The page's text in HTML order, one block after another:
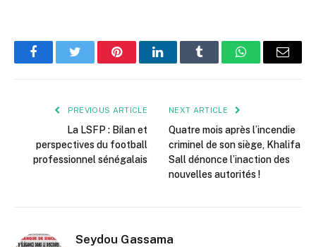
FacebookTwitter PinterestLinkedInTumblr WhatsAppEmail
PREVIOUS ARTICLE
La LSFP : Bilan et
perspectives du football
professionnel sénégalais
NEXT ARTICLE
Quatre mois après l’incendie
criminel de son siège, Khalifa
Sall dénonce l’inaction des
nouvelles autorités !
Seydou Gassama